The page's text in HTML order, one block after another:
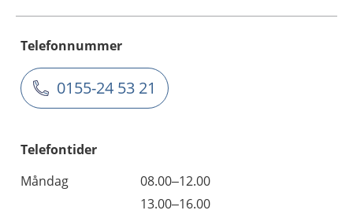
Telefonnummer
0155-24 53 21
Telefontider
Måndag
08.00–12.00
13.00–16.00